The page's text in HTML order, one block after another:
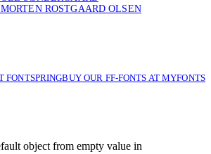
ROSTGAARD OLSEN
FONTSPRINGBUY OUR FF-FONTS AT MYFONTS
object from empty value in